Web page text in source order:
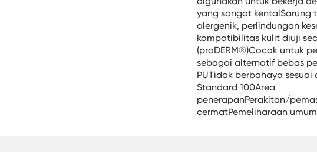
yang sangat kentalSarung
alergenik, perlindungan
kompatibilitas kulit diuji
(proDERM®)Cocok untuk
sebagai alternatif bebas
PUTidak berbahaya sesuai
Standard 100Area
penerapanPerakitan/
cermatPemeliharaan